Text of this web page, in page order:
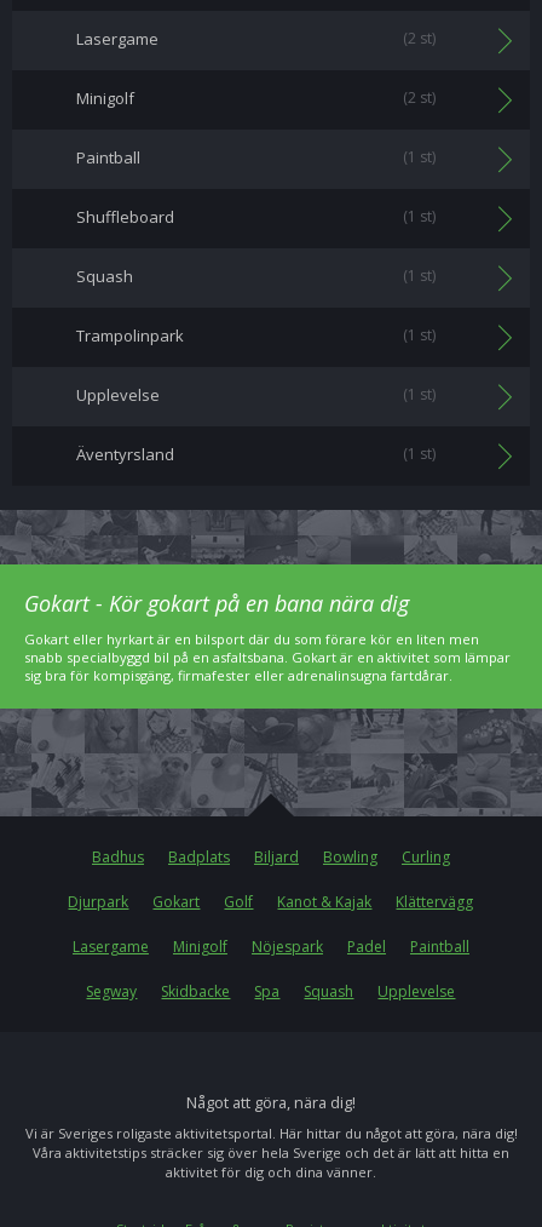
Lasergame (2 st)
Minigolf (2 st)
Paintball (1 st)
Shuffleboard (1 st)
Squash (1 st)
Trampolinpark (1 st)
Upplevelse (1 st)
Äventyrsland (1 st)
Gokart - Kör gokart på en bana nära dig
Gokart eller hyrkart är en bilsport där du som förare kör en liten men
snabb specialbyggd bil på en asfaltsbana. Gokart är en aktivitet som lämpar
sig bra för kompisgäng, firmafester eller adrenalinsugna fartdårar.
Badhus Badplats Biljard Bowling Curling
Djurpark Gokart Golf Kanot & Kajak Klättervägg
Lasergame Minigolf Nöjespark Padel Paintball
Segway Skidbacke Spa Squash Upplevelse
Något att göra, nära dig!
Vi är Sveriges roligaste aktivitetsportal. Här hittar du något att göra, nära dig!
Våra aktivitetstips sträcker sig över hela Sverige och det är lätt att hitta en
aktivitet för dig och dina vänner.